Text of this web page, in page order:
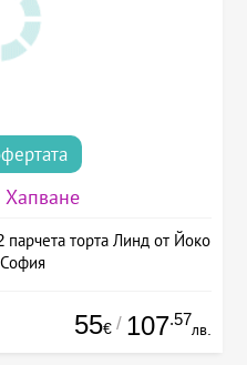
Хапване
торта Линд от Йоко
55€ / 107.57
лв.